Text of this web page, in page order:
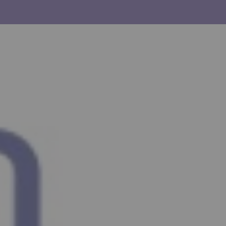
sur la flèche bas pour ouvrir le sous-menu.